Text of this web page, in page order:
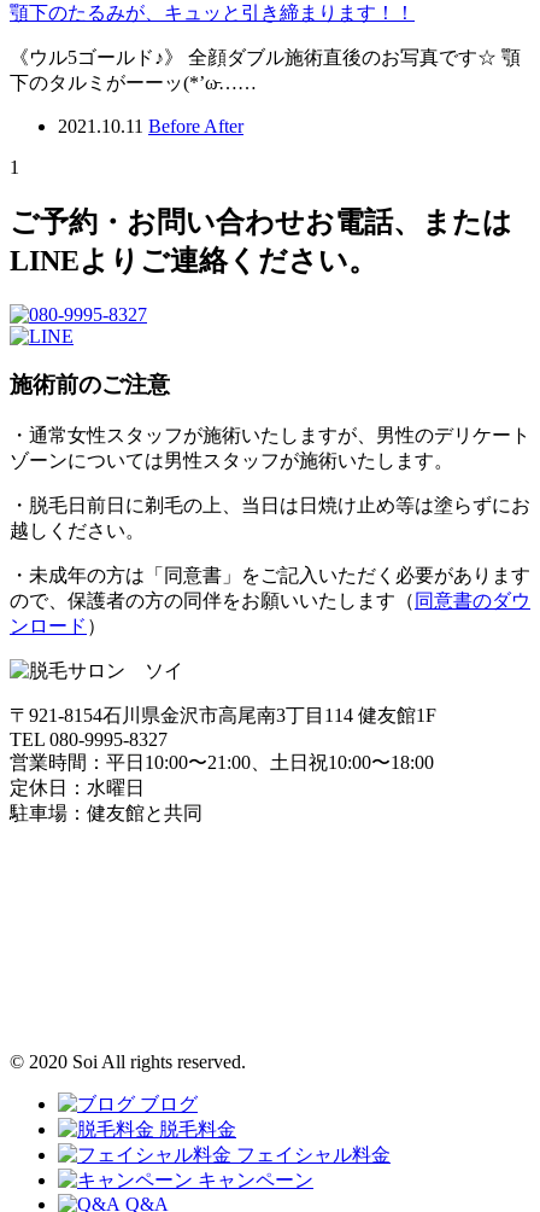
顎下のたるみが、キュッと引き締まります！！
《ウル5ゴールド♪》 全顔ダブル施術直後のお写真です☆ 顎
下のタルミがーーッ(*’ω̵……
2021.10.11 Before After
1
ご予約・お問い合わせお電話、または
LINEよりご連絡ください。
施術前のご注意
・通常女性スタッフが施術いたしますが、男性のデリケート
ゾーンについては男性スタッフが施術いたします。
・脱毛日前日に剃毛の上、当日は日焼け止め等は塗らずにお
越しください。
・未成年の方は「同意書」をご記入いただく必要があります
ので、保護者の方の同伴をお願いいたします（ 同意書のダウ
ンロード ）
〒921-8154石川県金沢市高尾南3丁目114 健友館1F
TEL 080-9995-8327
営業時間：平日10:00〜21:00、土日祝10:00〜18:00
定休日：水曜日
駐車場：健友館と共同
© 2020 Soi All rights reserved.
ブログ
脱毛料金
フェイシャル料金
キャンペーン
Q&A